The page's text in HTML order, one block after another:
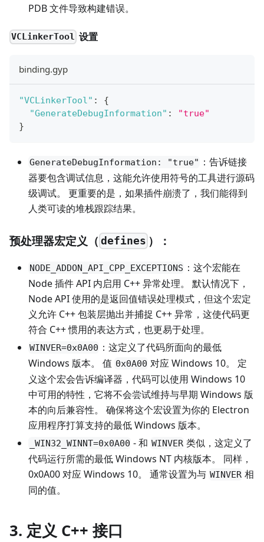
PDB 文件导致构建错误。
VCLinkerTool 设置
binding.gyp
"VCLinkerTool" :
{
"GenerateDebugInformation" :
"true"
}
GenerateDebugInformation: "true" ：告诉链接
器要包含调试信息，这能允许使用符号的工具进行源码
级调试。 更重要的是，如果插件崩溃了，我们能得到
人类可读的堆栈跟踪结果。
预处理器宏定义（ defines ）：
NODE_ADDON_API_CPP_EXCEPTIONS ：这个宏能在
Node 插件 API 内启用 C++ 异常处理。 默认情况下，
Node API 使用的是返回值错误处理模式，但这个宏定
义允许 C++ 包装层抛出并捕捉 C++ 异常，这使代码更
符合 C++ 惯用的表达方式，也更易于处理。
WINVER=0x0A00 ：这定义了代码所面向的最低
Windows 版本。 值 0x0A00 对应 Windows 10。 定
义这个宏会告诉编译器，代码可以使用 Windows 10
中可用的特性，它将不会尝试维持与早期 Windows 版
本的向后兼容性。 确保将这个宏设置为你的 Electron
应用程序打算支持的最低 Windows 版本。
_WIN32_WINNT=0x0A00 - 和 WINVER 类似，这定义了
代码运行所需的最低 Windows NT 内核版本。 同样，
0x0A00 对应 Windows 10。 通常设置为与 WINVER 相
同的值。
3. 定义 C++ 接口